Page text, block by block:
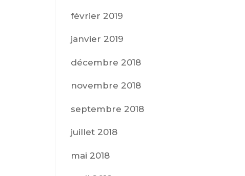
février 2019
janvier 2019
décembre 2018
novembre 2018
septembre 2018
juillet 2018
mai 2018